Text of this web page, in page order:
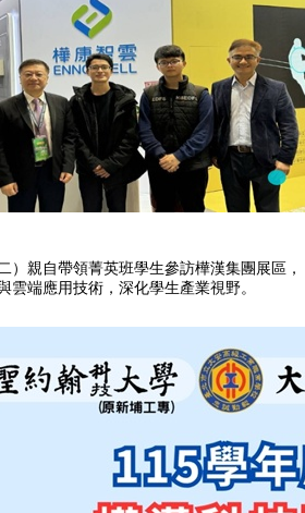
）親自帶領菁英班學生參訪樺漢集團展區，
雲端應用技術，深化學生產業視野。